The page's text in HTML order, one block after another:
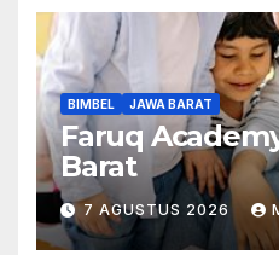
BIMBEL JAWA BARAT
Faruq
Barat
7 AGUSTUS 2026